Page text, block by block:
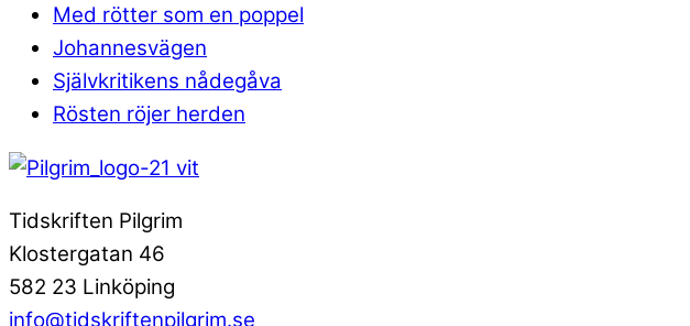
Med rötter som en poppel
Johannesvägen
Självkritikens nådegåva
Rösten röjer herden
Tidskriften Pilgrim
Klostergatan 46
582 23 Linköping
info@tidskriftenpilgrim.se